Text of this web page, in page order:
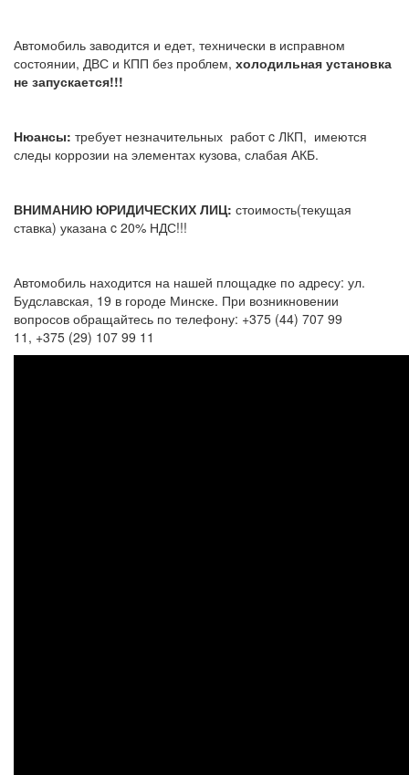
Автомобиль заводится и едет, технически в исправном
состоянии, ДВС и КПП без проблем, холодильная установка
не запускается!!!
Нюансы: требует незначительных работ c ЛКП, имеются
следы коррозии на элементах кузова, слабая АКБ.
ВНИМАНИЮ ЮРИДИЧЕСКИХ ЛИЦ: стоимость(текущая
ставка) указана c 20% НДС!!!
Автомобиль находится на нашей площадке по адресу: ул.
Будславская, 19 в городе Минске. При возникновении
вопросов обращайтесь по телефону: +375 (44) 707 99
11, +375 (29) 107 99 11